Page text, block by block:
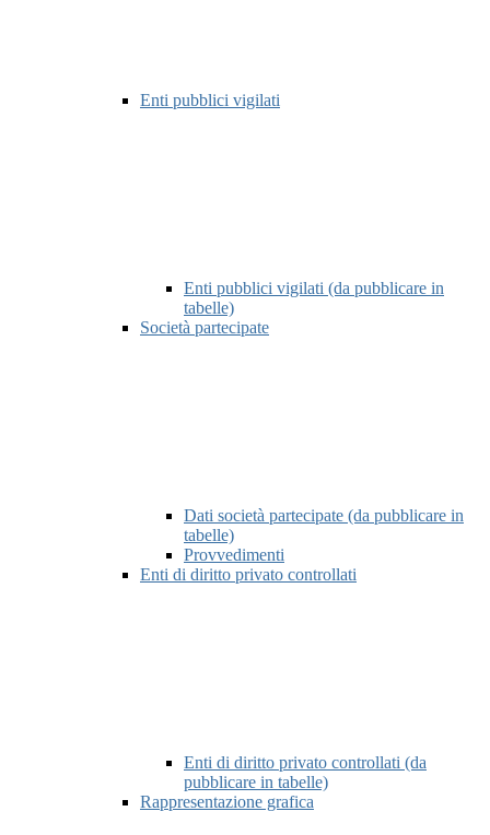
Enti pubblici vigilati
Enti pubblici vigilati (da pubblicare in
tabelle)
Società partecipate
Dati società partecipate (da pubblicare in
tabelle)
Provvedimenti
Enti di diritto privato controllati
Enti di diritto privato controllati (da
pubblicare in tabelle)
Rappresentazione grafica